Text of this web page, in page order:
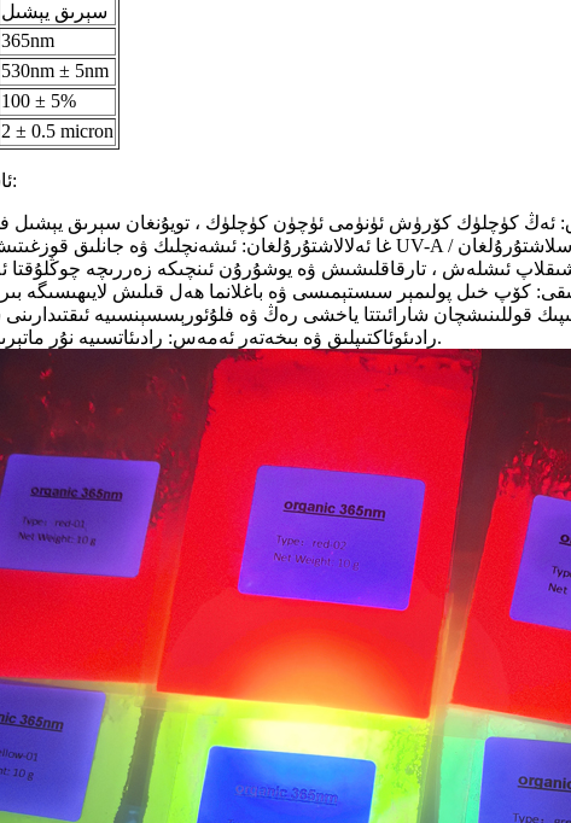
سېرىق يېشىل
365nm
530nm ± 5nm
100 ± 5%
2 ± 0.5 micron
ئاساسلىق مەھسۇلات ئالاھىدىلىكى:
رادىئوئاكتىپلىق ۋە بىخەتەر ئەمەس: رادىئاتسىيە نۇر ماتېرىياللىرىنىڭ بىخەتەر تاللىشى.